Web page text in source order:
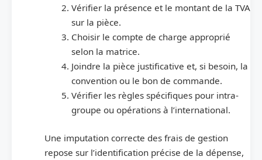
Vérifier la présence et le montant de la TVA
sur la pièce.
Choisir le compte de charge approprié
selon la matrice.
Joindre la pièce justificative et, si besoin, la
convention ou le bon de commande.
Vérifier les règles spécifiques pour intra-
groupe ou opérations à l’international.
Une imputation correcte des frais de gestion
repose sur l’identification précise de la dépense,